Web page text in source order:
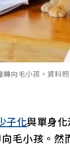
向毛小孩。資料
子化與單身
毛小孩。然